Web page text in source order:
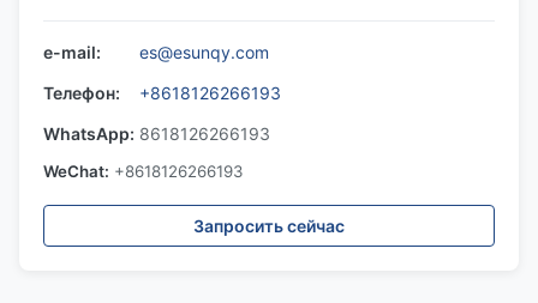
e-mail:
es@esunqy.com
Телефон:
+8618126266193
WhatsApp: 8618126266193
WeChat: +8618126266193
Запросить сейчас